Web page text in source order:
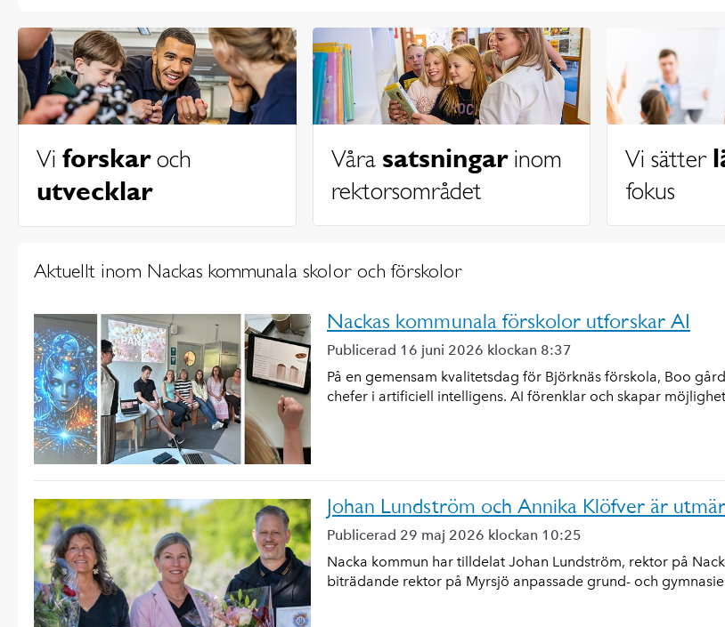
Viforskaroch
utvecklar
Våra satsningarinom
rektorsområdet
Vi sätter
fokus
Aktuellt inom Nackas kommunala skolor och förskolor
Nackas kommunala förskolor utforskar AI
Publicerad 16 juni 2026 klockan 8:37
På en gemensam kvalitetsdag för Björknäs förskola, Boo
chefer i artificiell intelligens. AI förenklar och skapar
Johan Lundström och Annika Klöfver är
Publicerad 29 maj 2026 klockan 10:25
Nacka kommun har tilldelat Johan Lundström, rektor på
biträdande rektor på Myrsjö anpassade grund- och